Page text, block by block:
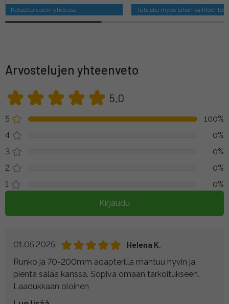
Katsottu usein yhdessä Tutustu myös tähän
Arvostelujen yhteenveto
5,0
5
100%
4
0%
3
0%
2
0%
1
0%
Kirjaudu
01.05.2025
Helena K.
Runko ja 70-200mm adapterilla mahtuu hyvin ja
pientä sälää kanssa. Sopiva omaan tarkoitukseen.
Laadukkaan oloinen